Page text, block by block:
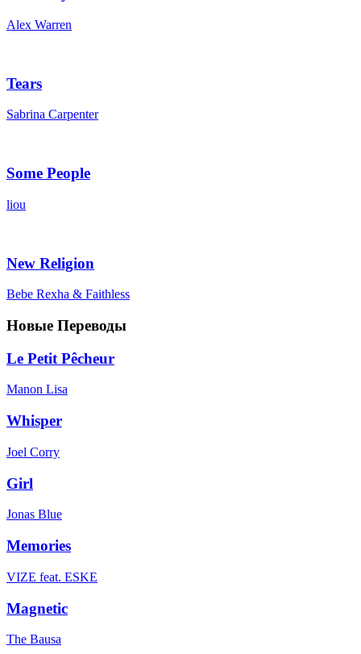
Alex Warren
Tears
Sabrina Carpenter
Some People
liou
New Religion
Bebe Rexha & Faithless
Новые Переводы
Le Petit Pêcheur
Manon Lisa
Whisper
Joel Corry
Girl
Jonas Blue
Memories
VIZE feat. ESKE
Magnetic
The Bausa